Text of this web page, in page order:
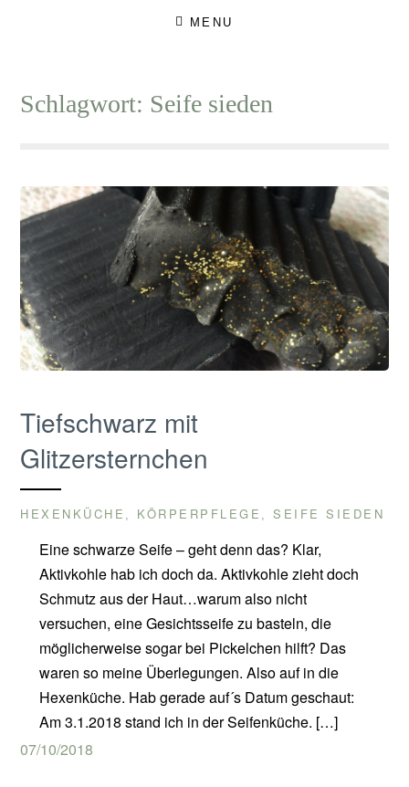
MENU
Schlagwort: Seife sieden
Tiefschwarz mit
Glitzersternchen
HEXENKÜCHE KÖRPERPFLEGE ,SEIFE SIEDEN
Eine schwarze Seife – geht denn das? Klar,
Aktivkohle hab ich doch da. Aktivkohle zieht doch
Schmutz aus der Haut…warum also nicht
versuchen, eine Gesichtsseife zu basteln, die
möglicherweise sogar bei Pickelchen hilft? Das
waren so meine Überlegungen. Also auf in die
Hexenküche. Hab gerade auf´s Datum geschaut:
Am 3.1.2018 stand ich in der Seifenküche. […]
07/10/2018